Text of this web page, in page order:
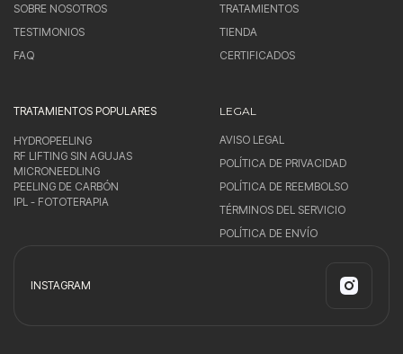
SOBRE NOSOTROS
TESTIMONIOS
FAQ
TRATAMIENTOS
TIENDA
CERTIFICADOS
TRATAMIENTOS POPULARES
HYDROPEELING
RF LIFTING SIN AGUJAS
MICRONEEDLING
PEELING DE CARBÓN
IPL - FOTOTERAPIA
LEGAL
AVISO LEGAL
POLÍTICA DE PRIVACIDAD
POLÍTICA DE REEMBOLSO
TÉRMINOS DEL SERVICIO
POLÍTICA DE ENVÍO
INSTAGRAM